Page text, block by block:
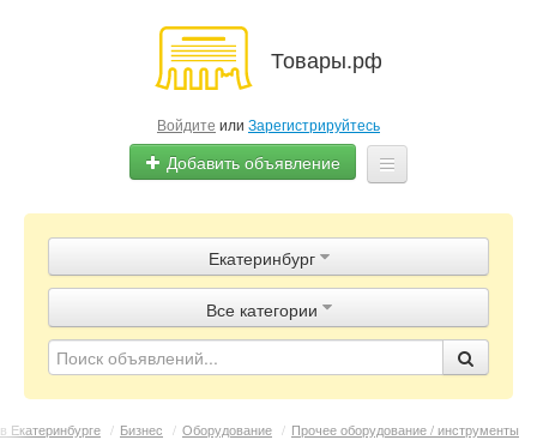
Товары.рф
Войдите или Зарегистрируйтесь
Добавить объявление
Объявления
Магазины
Контакты
Екатеринбург
Все категории
Екатеринбурге / Бизнес / Оборудование / Прочее оборудование / инструменты